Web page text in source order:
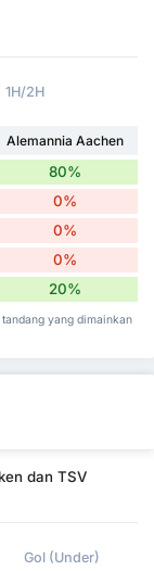
1H/2H
Alemannia Aachen
80%
0%
0%
0%
20%
yang dimainkan
dan TSV
Gol (Under)